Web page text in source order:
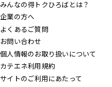
みんなの得トクひろばとは？
企業の方へ
よくあるご質問
お問い合わせ
個人情報のお取り扱いについて
カテエネ利用規約
サイトのご利用にあたって